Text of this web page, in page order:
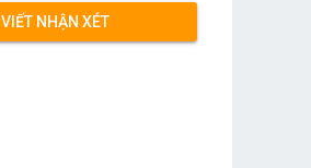
VIẾT NHẬN XÉT